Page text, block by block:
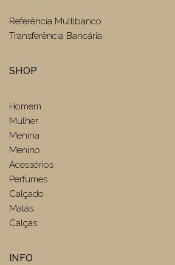
Referência Multibanco
Transferência Bancária
SHOP
Homem
Mulher
Menina
Menino
Acessórios
Perfumes
Calçado
Malas
Calças
INFO